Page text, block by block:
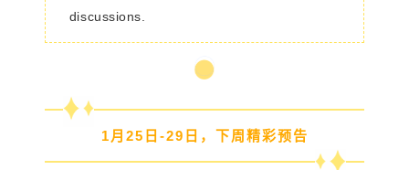
discussions.
1月25日-29日，下周精彩预告